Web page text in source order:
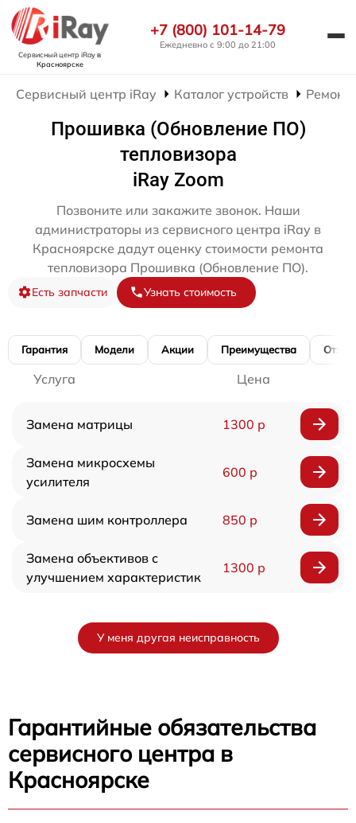
Сервисный центр iRayв
Красноярске
+7 (800) 101-14-79
Ежедневно с 9:00 до 21:00
Сервисный центр iRay Каталог устройств Ремонт
Прошивка (Обновление ПО)
тепловизора
iRay Zoom
Позвоните или закажите звонок. Наши
администраторы из сервисного центра iRay в
Красноярске дадут оценку стоимости ремонта
тепловизора Прошивка (Обновление ПО).
Есть запчасти Узнать стоимость
Гарантия Модели Акции Преимущества
Услуга Цена
Замена матрицы 1300 р
Замена микросхемы
усилителя
600 р
Замена шим контроллера 850 р
Замена объективов с
улучшением характеристик
1300 р
У меня другая неисправность
Гарантийные обязательства
сервисного центра в
Красноярске